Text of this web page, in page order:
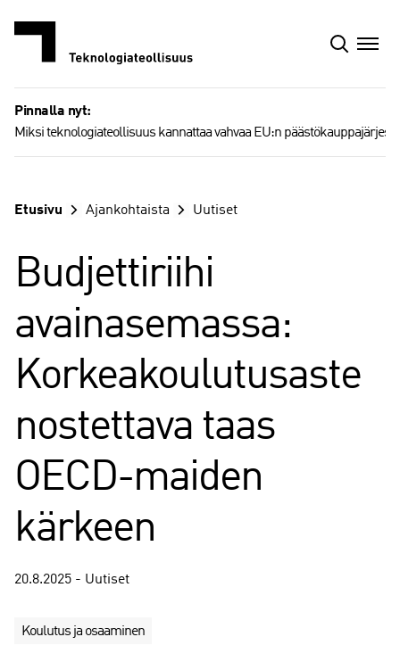
Pinnalla nyt:
Miksi teknologiateollisuus kannattaa vahvaa EU:n
Etusivu Ajankohtaista Uutiset
Budjettiriihi
avainasemassa:
Korkeakoulutusaste
nostettava taas
OECD-maiden
kärkeen
20.8.2025 - Uutiset
Koulutus ja osaaminen